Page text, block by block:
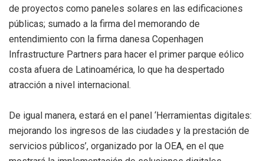
de proyectos como paneles solares en las edificaciones
públicas; sumado a la firma del memorando de
entendimiento con la firma danesa Copenhagen
Infrastructure Partners para hacer el primer parque eólico
costa afuera de Latinoamérica, lo que ha despertado
atracción a nivel internacional.
De igual manera, estará en el panel ‘Herramientas digitales:
mejorando los ingresos de las ciudades y la prestación de
servicios públicos’, organizado por la OEA, en el que